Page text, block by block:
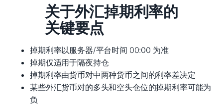
关于外汇掉期利率的
关键要点
掉期利率以服务器/平台时间 00:00 为准
掉期仅适用于隔夜持仓
掉期利率由货币对中两种货币之间的利率差决定
某些外汇货币对的多头和空头仓位的掉期利率可能为
负